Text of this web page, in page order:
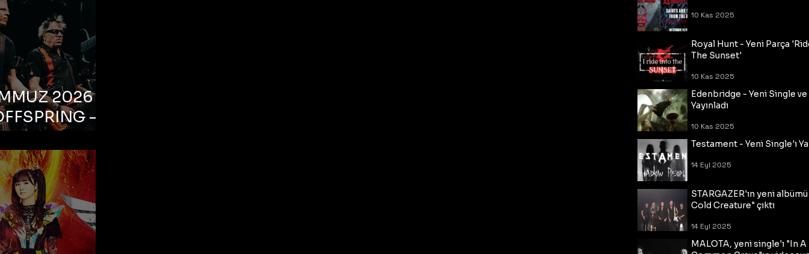
2026 –
–
Life Park
10 Kas 2025
Royal Hunt - Yeni Parça
The Sunset'
10 Kas 2025
Edenbridge - Yeni Single
Yayınladı
10 Kas 2025
Testament - Yeni Single'ı
14 Eyl 2025
STARGAZER'ın yeni
Cold Creature" çıktı
14 Eyl 2025
MALOTA, yeni single'ı "In A